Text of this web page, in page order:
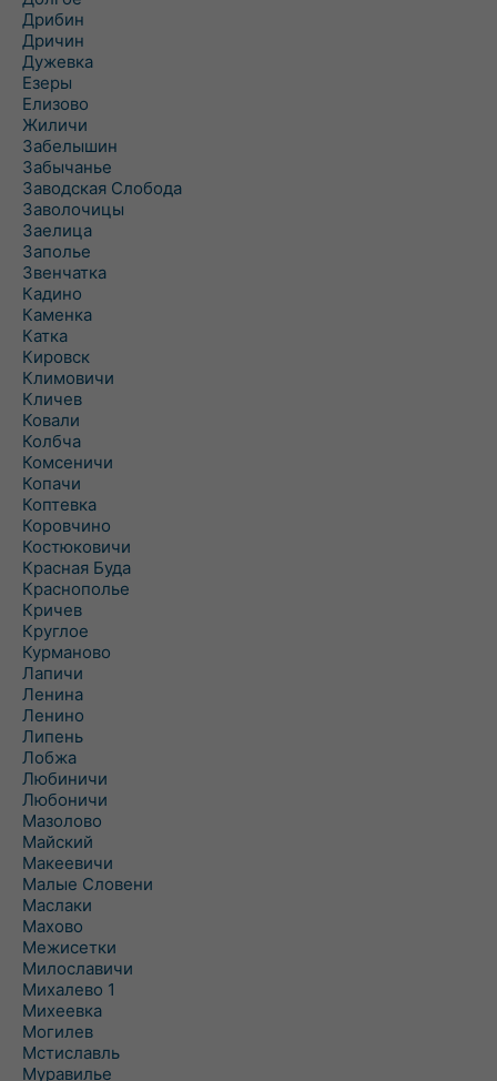
Дрибин
Дричин
Дужевка
Езеры
Елизово
Жиличи
Забелышин
Забычанье
Заводская Слобода
Заволочицы
Заелица
Заполье
Звенчатка
Кадино
Каменка
Катка
Кировск
Климовичи
Кличев
Ковали
Колбча
Комсеничи
Копачи
Коптевка
Коровчино
Костюковичи
Красная Буда
Краснополье
Кричев
Круглое
Курманово
Лапичи
Ленина
Ленино
Липень
Лобжа
Любиничи
Любоничи
Мазолово
Майский
Макеевичи
Малые Словени
Маслаки
Махово
Межисетки
Милославичи
Михалево 1
Михеевка
Могилев
Мстиславль
Муравилье